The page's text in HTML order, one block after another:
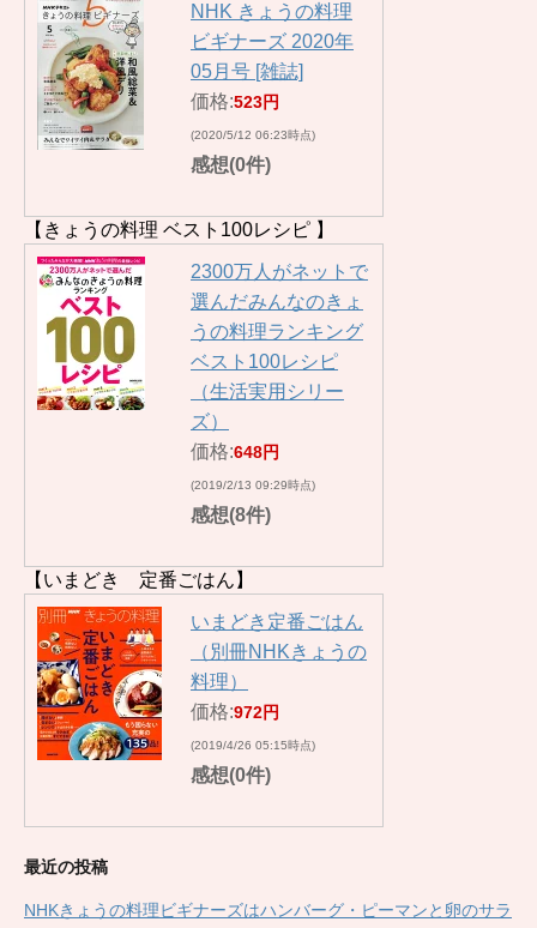
NHK きょうの料理
ビギナーズ 2020年
05月号 [雑誌]
価格:523円
(2020/5/12 06:23時点)
感想(0件)
【きょうの料理 ベスト100レシピ 】
2300万人がネットで
選んだみんなのきょ
うの料理ランキング
ベスト100レシピ
（生活実用シリー
ズ）
価格:648円
(2019/2/13 09:29時点)
感想(8件)
【いまどき 定番ごはん】
いまどき定番ごはん
（別冊NHKきょうの
料理）
価格:972円
(2019/4/26 05:15時点)
感想(0件)
最近の投稿
NHKきょうの料理ビギナーズはハンバーグ・ピーマンと卵のサラ